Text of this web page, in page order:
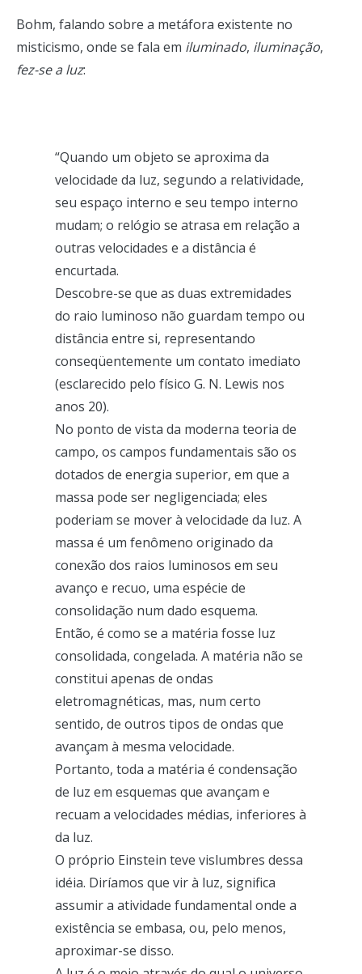
Bohm, falando sobre a metáfora existente no
misticismo, onde se fala em iluminado, iluminação,
fez-se a luz:
“Quando um objeto se aproxima da
velocidade da luz, segundo a relatividade,
seu espaço interno e seu tempo interno
mudam; o relógio se atrasa em relação a
outras velocidades e a distância é
encurtada.
Descobre-se que as duas extremidades
do raio luminoso não guardam tempo ou
distância entre si, representando
conseqüentemente um contato imediato
(esclarecido pelo físico G. N. Lewis nos
anos 20).
No ponto de vista da moderna teoria de
campo, os campos fundamentais são os
dotados de energia superior, em que a
massa pode ser negligenciada; eles
poderiam se mover à velocidade da luz. A
massa é um fenômeno originado da
conexão dos raios luminosos em seu
avanço e recuo, uma espécie de
consolidação num dado esquema.
Então, é como se a matéria fosse luz
consolidada, congelada. A matéria não se
constitui apenas de ondas
eletromagnéticas, mas, num certo
sentido, de outros tipos de ondas que
avançam à mesma velocidade.
Portanto, toda a matéria é condensação
de luz em esquemas que avançam e
recuam a velocidades médias, inferiores à
da luz.
O próprio Einstein teve vislumbres dessa
idéia. Diríamos que vir à luz, significa
assumir a atividade fundamental onde a
existência se embasa, ou, pelo menos,
aproximar-se disso.